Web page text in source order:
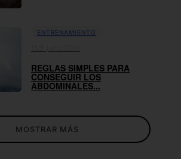
ENTRENAMIENTO
REGLAS SIMPLES PARA
CONSEGUIR LOS
ABDOMINALES...
MOSTRAR MÁS